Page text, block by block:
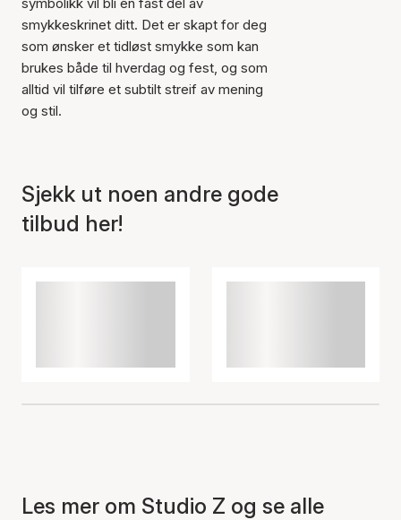
smykkeskrinet ditt. Det er skapt for deg
som ønsker et tidløst smykke som kan
brukes både til hverdag og fest, og som
alltid vil tilføre et subtilt streif av mening
og stil.
Sjekk ut noen andre gode
tilbud her!
Les mer om Studio Z og se alle